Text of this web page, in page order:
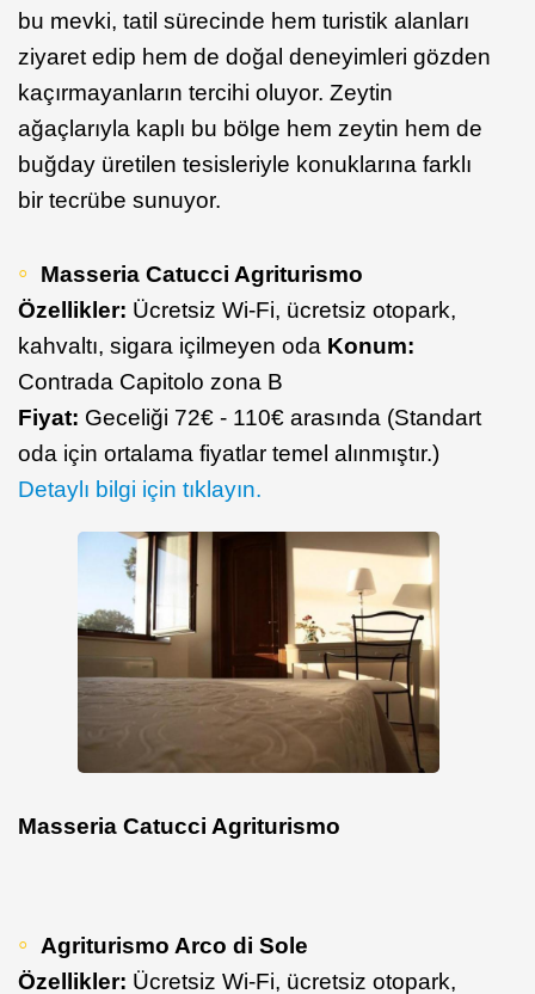
bu mevki, tatil sürecinde hem turistik alanları
ziyaret edip hem de doğal deneyimleri gözden
kaçırmayanların tercihi oluyor. Zeytin
ağaçlarıyla kaplı bu bölge hem zeytin hem de
buğday üretilen tesisleriyle konuklarına farklı
bir tecrübe sunuyor.
Masseria Catucci Agriturismo
Özellikler: Ücretsiz Wi-Fi, ücretsiz otopark,
kahvaltı, sigara içilmeyen oda Konum:
Contrada Capitolo zona B
Fiyat: Geceliği 72€ - 110€ arasında (Standart
oda için ortalama fiyatlar temel alınmıştır.)
Detaylı bilgi için tıklayın.
Masseria Catucci Agriturismo
Agriturismo Arco di Sole
Özellikler: Ücretsiz Wi-Fi, ücretsiz otopark,